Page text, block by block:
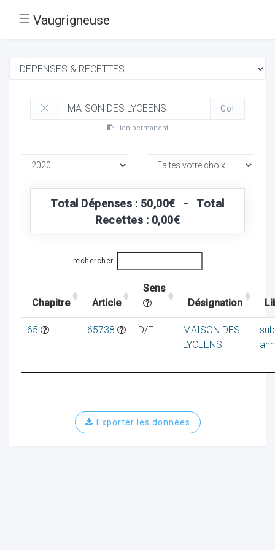
☰ Vaugrigneuse
Go!
Lien permanent
Total Dépenses : 50,00€ - Total
Recettes : 0,00€
rechercher
Chapitre Article
Sens
Désignation
65 65738 D/F
MAISON DES
LYCEENS
Exporter les données